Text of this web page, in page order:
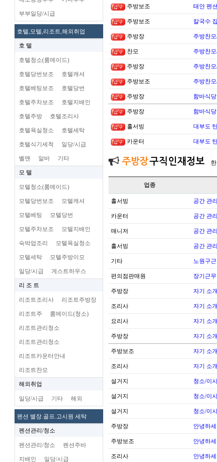
부부일당/시급
호텔,모텔,리조트,해외취업
호 텔
호텔청소(룸메이드)
호텔당번보조 호텔캐셔
호텔베팅보조 호텔당번
호텔주차보조 호텔지배인
호텔주방 호텔조리사
호텔욕실청소 호텔세탁
호텔식기세척 일당/시급
벨맨 알바 기타
모 텔
모텔청소(룸메이드)
모텔당번보조 모텔캐셔
모텔베팅 모텔당번
모텔주차보조 모텔지배인
숙박업조리 모텔욕실청소
모텔세탁 모텔주방이모
일당/시급 게스트하우스
리 조 트
리조트조리사 리조트주방장
리조트주 룸메이드(청소)
리조트관리청소
리조트관리청소
리조트카운터안내
리조트찬모
해외취업
일당/시급 기타 해외
펜션 별장.골프.고시원 세탁
펜션관리/청소
펜션관리/청소 펜션주바
지배인 일당/시급
주방보조 태안 펜
주방보조 칼국수
주방장 주방찬
찬모 주방찬
주방장 주방찬
주방보조 주방찬
주방장 함바식
주방장 함바식
홀서빙 대부도
카운터 대부도
주방장구직인재정보
업종
홀서빙 공간 관
카운터 공간 관
매니저 공간 관
홀서빙 공간 관
기타 노원구
편의점판매원 장기근
주방장 자기 소
조리사 자기 소
요리사 자기 소
주방장 자기 소
주방보조 자기 소
조리사 자기 소
설거지 청소/이
설거지 청소/이
설거지 청소/이
주방장 안녕하
주방보조 안녕하
조리사 안녕하